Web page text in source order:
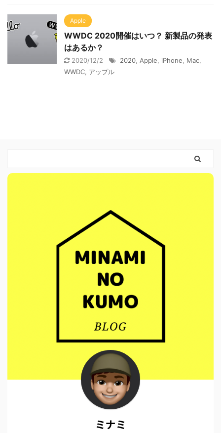
Apple
WWDC 2020開催はいつ？ 新製品の発表
はあるか？
2020/12/2 2020 Apple iPhone Mac
WWDC アップル
ミナミ